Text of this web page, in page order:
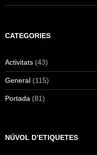
CATEGORIES
Activitats (43)
General (115)
Portada (81)
NÚVOL D’ETIQUETES